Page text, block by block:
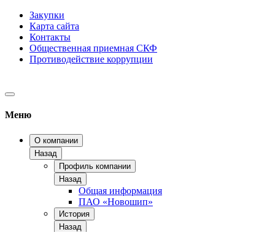
Закупки
Карта сайта
Контакты
Общественная приемная СКФ
Противодействие коррупции
Меню
О компании
Назад
Профиль компании
Назад
Общая информация
ПАО «Новошип»
История
Назад